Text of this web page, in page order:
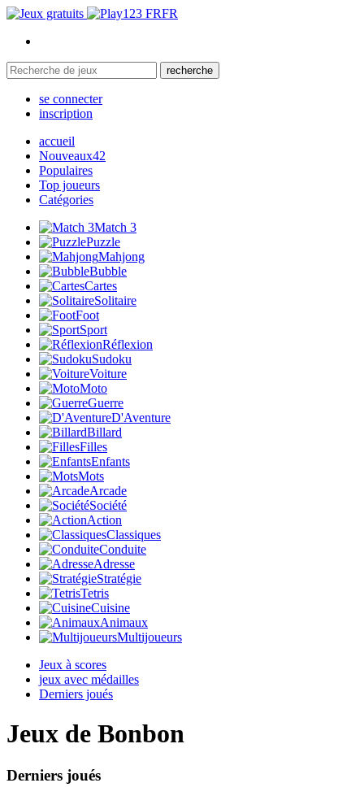
FR
recherche
se connecter
inscription
accueil
Nouveaux42
Populaires
Top joueurs
Catégories
Match 3
Puzzle
Mahjong
Bubble
Cartes
Solitaire
Foot
Sport
Réflexion
Sudoku
Voiture
Moto
Guerre
D'Aventure
Billard
Filles
Enfants
Mots
Arcade
Société
Action
Classiques
Conduite
Adresse
Stratégie
Tetris
Cuisine
Animaux
Multijoueurs
Jeux à scores
jeux avec médailles
Derniers joués
Jeux de Bonbon
Derniers joués